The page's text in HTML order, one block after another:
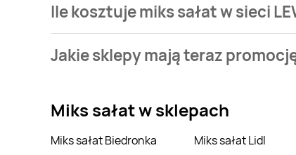
Ile kosztuje miks sałat w sieci
LEWIATAN.
Jakie sklepy mają teraz
Miks sałatw sklepach
Miks sałat Biedronka Miks sałat Lidl